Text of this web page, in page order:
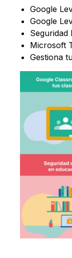
Google
Google
Seguridad
Microsoft
Gestiona